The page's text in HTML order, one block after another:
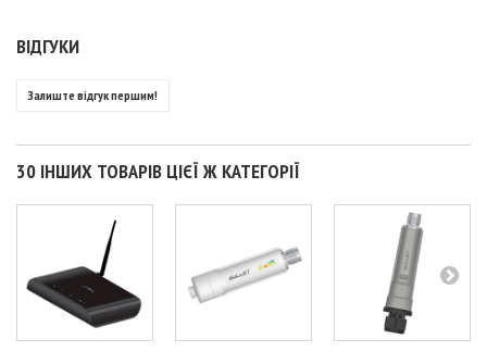
ВІДГУКИ
Залиште відгук першим!
30 ІНШИХ ТОВАРІВ ЦІЄЇ Ж КАТЕГОРІЇ